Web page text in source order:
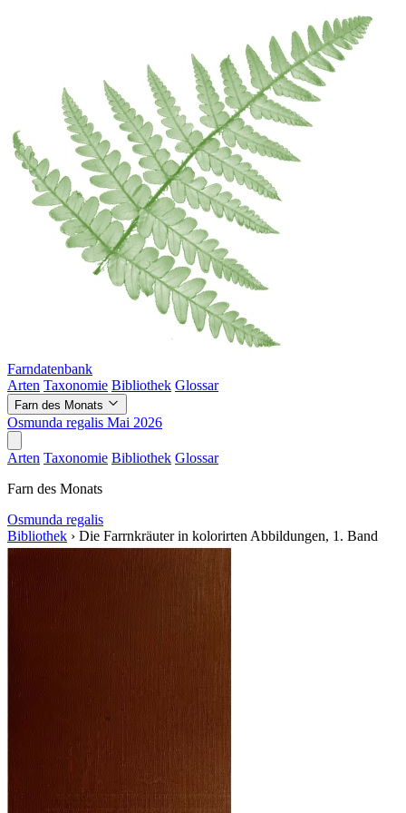
Farndatenbank
Arten Taxonomie Bibliothek Glossar
Farn des Monats
Osmunda regalis Mai 2026
Arten Taxonomie Bibliothek Glossar
Farn des Monats
Osmunda regalis
Bibliothek › Die Farrnkräuter in kolorirten Abbildungen, 1. Band